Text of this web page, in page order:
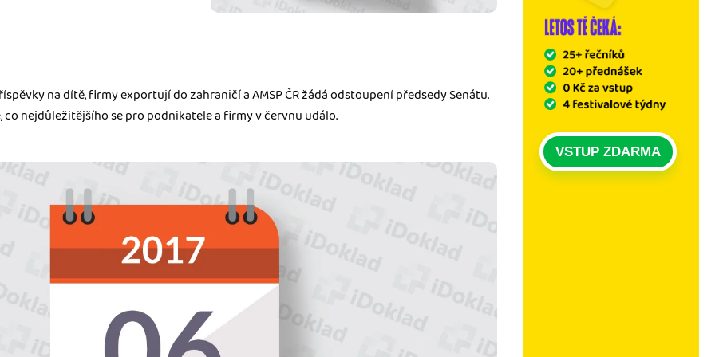
za vás. Díky
VSTUP ZDARMA
na dítě, firmy exportují do zahraničí a AMSP ČR žádá odstoupení předsedy Senátu.
co nejdůležitějšího se pro podnikatele a firmy v červnu událo.